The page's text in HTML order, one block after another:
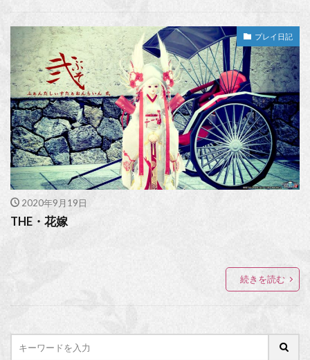
プレイ日記
2020年9月19日
THE・花嫁
続きを読む